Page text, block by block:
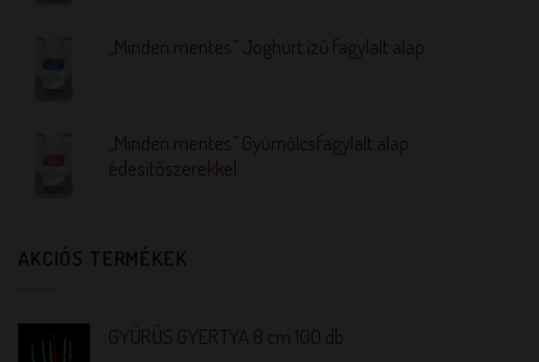
„Minden mentes” Joghurt ízű fagylalt alap
„Minden mentes” Gyümölcsfagylalt alap
édesítőszerekkel
AKCIÓS TERMÉKEK
GYŰRŰS GYERTYA 8 cm 100 db